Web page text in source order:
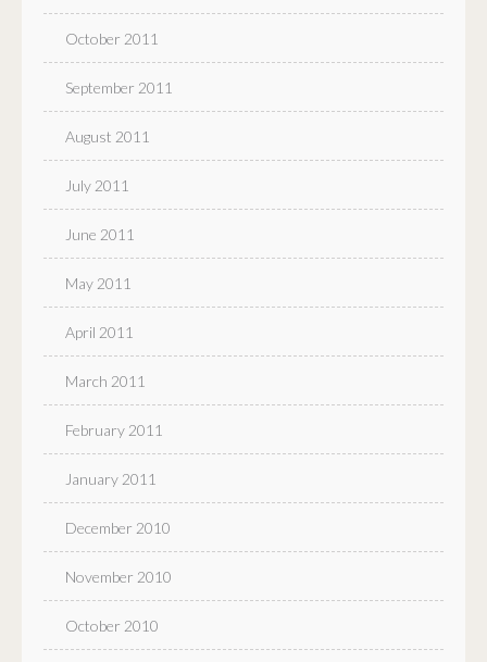
October 2011
September 2011
August 2011
July 2011
June 2011
May 2011
April 2011
March 2011
February 2011
January 2011
December 2010
November 2010
October 2010